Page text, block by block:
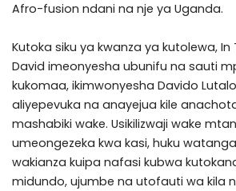
Afro-fusion ndani na nje ya Uganda.
Kutoka siku ya kwanza ya kutolewa, In
David imeonyesha ubunifu na sauti
kukomaa, ikimwonyesha Davido
aliyepevuka na anayejua kile
mashabiki wake. Usikilizwaji wake
umeongezeka kwa kasi, huku
wakianza kuipa nafasi kubwa
midundo, ujumbe na utofauti wa kila